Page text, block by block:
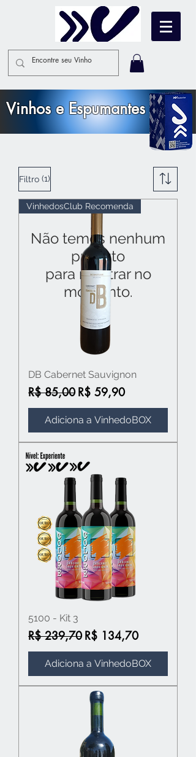
Vinhos e Espumantes
Não temos nenhum
produto
para mostrar no
momento.
Filtro (1)
VinhedosClub Recomenda
DB Cabernet Sauvignon
Preço normal
R$ 85,00 Preço promocional
R$ 59,90
Adiciona a VinhedoBOX
5100 - Kit 3
Preço normal
R$ 239,70 Preço promocional
R$ 134,70
Adiciona a VinhedoBOX